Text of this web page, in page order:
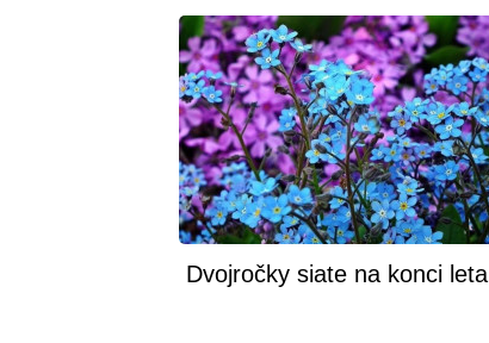
Dvojročky siate na konci leta